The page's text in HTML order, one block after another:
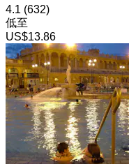
4.1 (632)
低至
US$13.86